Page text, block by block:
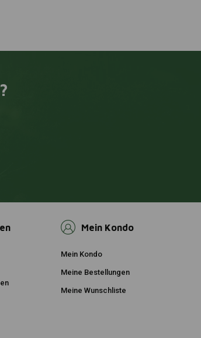
Mein Kondo
Mein Kondo
Meine Bestellungen
Meine Wunschliste